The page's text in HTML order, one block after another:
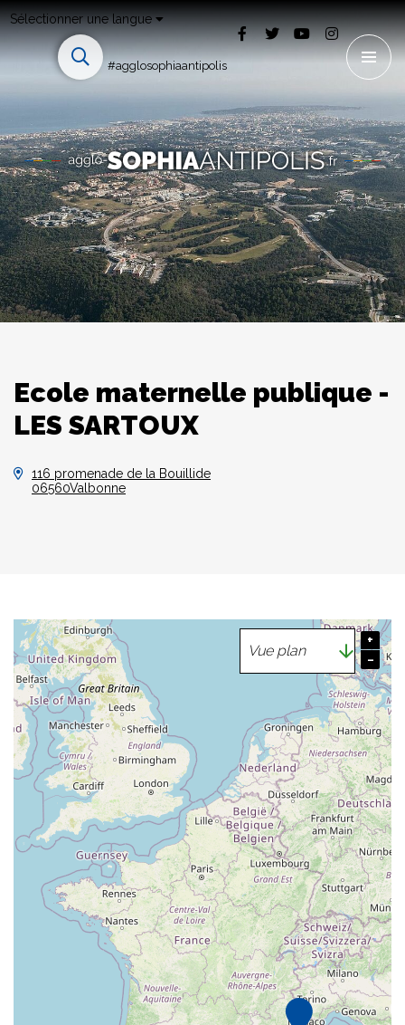
Sélectionner une langue
#agglosophiaantipolis
Ecole maternelle publique -
LES SARTOUX
116 promenade de la Bouillide
06560Valbonne
+
−